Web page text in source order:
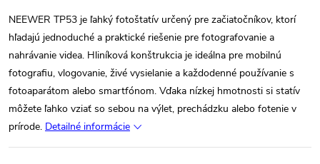
NEEWER TP53 je ľahký fotoštatív určený pre začiatočníkov, ktorí
hľadajú jednoduché a praktické riešenie pre fotografovanie a
nahrávanie videa. Hliníková konštrukcia je ideálna pre mobilnú
fotografiu, vlogovanie, živé vysielanie a každodenné používanie s
fotoaparátom alebo smartfónom. Vďaka nízkej hmotnosti si statív
môžete ľahko vziať so sebou na výlet, prechádzku alebo fotenie v
prírode. Detailné informácie